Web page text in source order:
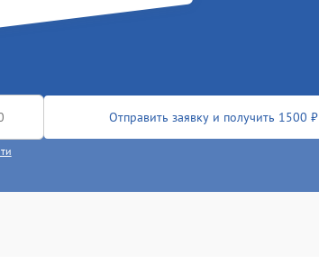
Отправить заявку и получить 1500 ₽